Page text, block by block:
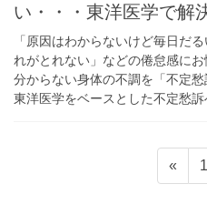
い・・・東洋医学で解
「原因はわからないけど毎日だ
れがとれない」などの倦怠感に
分からない身体の不調を「不定愁
東洋医学をベースとした不定愁
«
ペ
1